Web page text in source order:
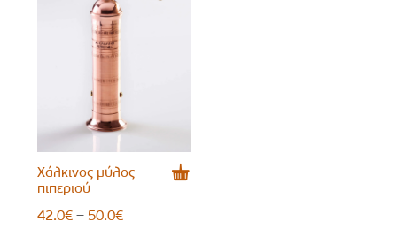
Χάλκινος μύλος
πιπεριού
42.0€ – 50.0€Price